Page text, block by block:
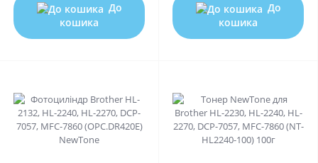
До
кошика
До
кошика